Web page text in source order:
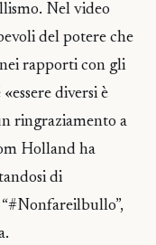
Nel video
del potere che
rapporti con gli
diversi è
ringraziamento a
Holland ha
di
“#Nonfareilbullo”,